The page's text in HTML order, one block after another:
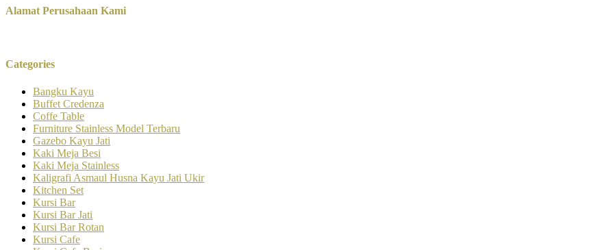
Alamat Perusahaan Kami
Categories
Bangku Kayu
Buffet Credenza
Coffe Table
Furniture Stainless Model Terbaru
Gazebo Kayu Jati
Kaki Meja Besi
Kaki Meja Stainless
Kaligrafi Asmaul Husna Kayu Jati Ukir
Kitchen Set
Kursi Bar
Kursi Bar Jati
Kursi Bar Rotan
Kursi Cafe